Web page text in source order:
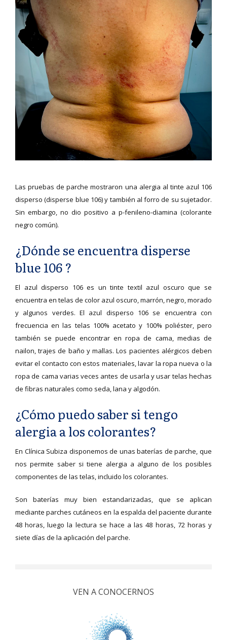
Las pruebas de parche mostraron una alergia al tinte azul 106
disperso (disperse blue 106) y también al forro de su sujetador.
Sin embargo, no dio positivo a p-fenileno-diamina (colorante
negro común).
¿Dónde se encuentra disperse
blue 106 ?
El azul disperso 106 es un tinte textil azul oscuro que se
encuentra en telas de color azul oscuro, marrón, negro, morado
y algunos verdes. El azul disperso 106 se encuentra con
frecuencia en las telas 100% acetato y 100% poliéster, pero
también se puede encontrar en ropa de cama, medias de
nailon, trajes de baño y mallas. Los pacientes alérgicos deben
evitar el contacto con estos materiales, lavar la ropa nueva o la
ropa de cama varias veces antes de usarla y usar telas hechas
de fibras naturales como seda, lana y algodón.
¿Cómo puedo saber si tengo
alergia a los colorantes?
En Clínica Subiza disponemos de unas baterías de parche, que
nos permite saber si tiene alergia a alguno de los posibles
componentes de las telas, incluido los colorantes.
Son baterías muy bien estandarizadas, que se aplican
mediante parches cutáneos en la espalda del paciente durante
48 horas, luego la lectura se hace a las 48 horas, 72 horas y
siete días de la aplicación del parche.
VEN A CONOCERNOS